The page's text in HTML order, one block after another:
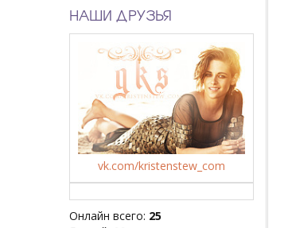
НАШИ ДРУЗЬЯ
vk.com/kristenstew_com
Онлайн всего: 25